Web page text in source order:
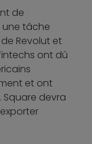
de
une tâche
Revolut et
ont dû
et ont
Square devra